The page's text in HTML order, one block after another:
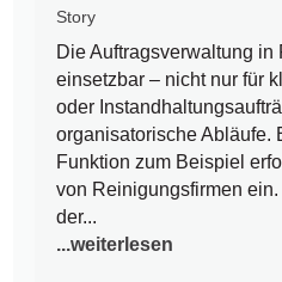
Story
Die Auftragsverwaltung in
einsetzbar – nicht nur für
oder
organisatorische Abläufe.
Funktion zum Beispiel
von Reinigungsfirmen
der...
...weiterlesen